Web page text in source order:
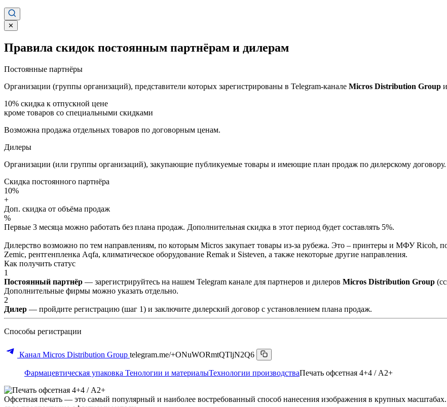
✕
Правила скидок постоянным партнёрам и дилерам
Постоянные партнёры
Организации (группы организаций), представители которых зарегистрированы в Telegram-канале Micros Distribution Group
10% скидка к отпускной цене
кроме товаров со специальными скидками
Возможна продажа отдельных товаров по договорным ценам.
Дилеры
Организации (или группы организаций), закупающие публикуемые товары и имеющие план продаж по дилерскому договору.
Скидка постоянного партнёра
10%
+
Доп. скидка от объёма продаж
%
Первые 3 месяца можно работать без плана продаж. Дополнительная скидка в этот период будет составлять 5%.
Дилерство возможно по тем направлениям, по которым Micros закупает товары из-за рубежа. Это – принтеры и МФУ Ricoh,
Zemic, рентгенпленка Aqfa, климатическое оборудование Remak и Sisteven, а также некоторые другие направления.
Как получить статус
1
Постоянный партнёр — зарегистрируйтесь на нашем Telegram канале для партнеров и дилеров Micros Distribution Group
Дополнительные фирмы можно указать отдельно.
2
Дилер — пройдите регистрацию (шаг 1) и заключите дилерский договор с установлением плана продаж.
Способы регистрации
Канал Micros Distribution Group telegram.me/+ONuWORmtQTljN2Q6
Фармацевтическая упаковка Тенологии и материалыТехнологии производстваПечать офсетная 4+4 / А2+
Офсетная печать — это самый популярный и наиболее востребованный способ нанесения изображения в крупных